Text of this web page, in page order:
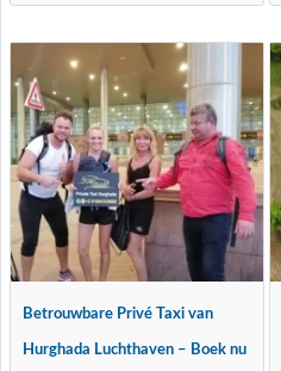
Betrouwbare Privé Taxi van
Hurghada Luchthaven – Boek nu